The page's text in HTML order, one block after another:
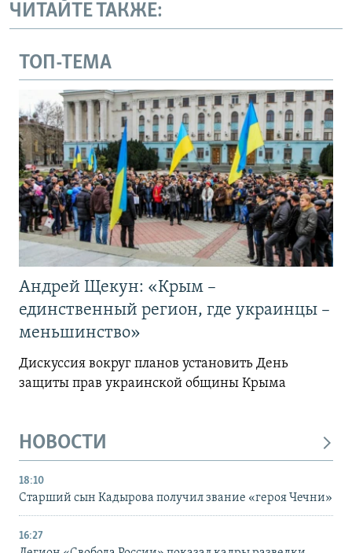
ЧИТАЙТЕ ТАКЖЕ:
ТОП-ТЕМА
Андрей Щекун: «Крым –
единственный регион, где украинцы –
меньшинство»
Дискуссия вокруг планов установить День
защиты прав украинской общины Крыма
НОВОСТИ
18:10
Старший сын Кадырова получил звание «героя Чечни»
16:27